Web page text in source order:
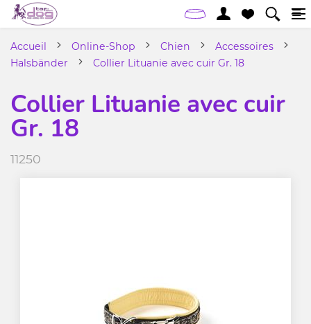
Accueil Online-Shop Chien
Accessoires
Halsbänder
Collier Lituanie avec cuir Gr. 18
Collier Lituanie avec cuir
Gr. 18
11250